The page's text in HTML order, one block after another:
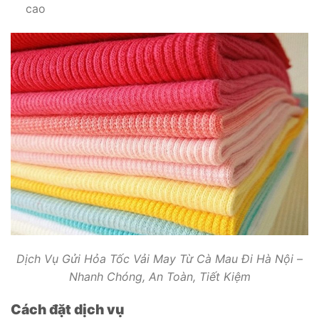
cao
Dịch Vụ Gửi Hỏa Tốc Vải May Từ Cà Mau Đi Hà Nội –
Nhanh Chóng, An Toàn, Tiết Kiệm
Cách đặt dịch vụ